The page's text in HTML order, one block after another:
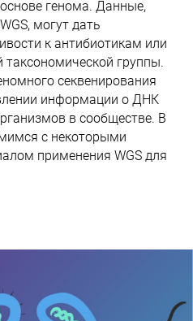
генома. Данные,
могут дать
к антибиотикам или
таксономической группы.
секвенирования
информации о ДНК
в сообществе. В
с некоторыми
применения WGS для